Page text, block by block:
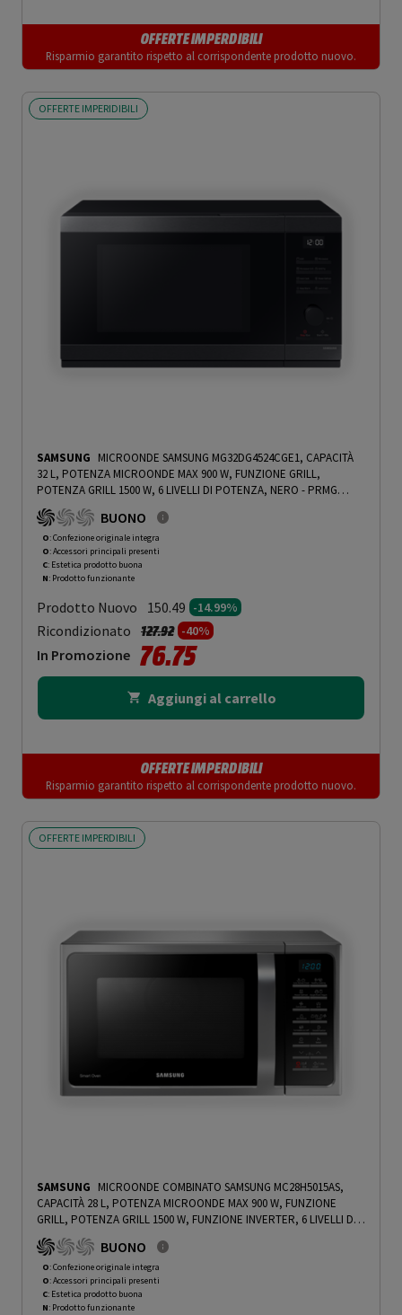
OFFERTE IMPERDIBILI
Risparmio garantito rispetto al corrispondente prodotto nuovo.
OFFERTE IMPERIDIBILI
SAMSUNG MICROONDE SAMSUNG MG32DG4524CGE1, CAPACITÀ
32 L, POTENZA MICROONDE MAX 900 W, FUNZIONE GRILL,
POTENZA GRILL 1500 W, 6 LIVELLI DI POTENZA, NERO - PRMG
GRADING OOCN - 14.99%
BUONO
O: Confezione originale integra
O: Accessori principali presenti
C: Estetica prodotto buona
N: Prodotto funzionante
Prodotto Nuovo 150.49 -14.99%
Ricondizionato Prezzo ridotto da
127.92a-40%
In Promozione 76.75
Aggiungi al carrello
OFFERTE IMPERDIBILI
Risparmio garantito rispetto al corrispondente prodotto nuovo.
OFFERTE IMPERDIBILI
SAMSUNG MICROONDE COMBINATO SAMSUNG MC28H5015AS,
CAPACITÀ 28 L, POTENZA MICROONDE MAX 900 W, FUNZIONE
GRILL, POTENZA GRILL 1500 W, FUNZIONE INVERTER, 6 LIVELLI DI
POTENZA, SILVER - PRMG GRADING OOCN - 14.99%
GRADING OOCN - 14.99%
BUONO
O: Confezione originale integra
O: Accessori principali presenti
C: Estetica prodotto buona
N: Prodotto funzionante